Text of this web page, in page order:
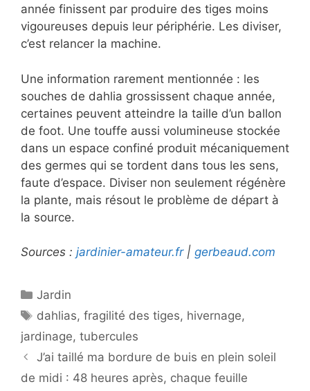
année finissent par produire des tiges moins
vigoureuses depuis leur périphérie. Les diviser,
c’est relancer la machine.
Une information rarement mentionnée : les
souches de dahlia grossissent chaque année,
certaines peuvent atteindre la taille d’un ballon
de foot. Une touffe aussi volumineuse stockée
dans un espace confiné produit mécaniquement
des germes qui se tordent dans tous les sens,
faute d’espace. Diviser non seulement régénère
la plante, mais résout le problème de départ à
la source.
Sources : jardinier-amateur.fr| gerbeaud.com
Catégories
Jardin
Étiquettes
dahlias,fragilité des tiges, hivernage,
jardinage, tubercules
J’ai taillé ma bordure de buis en plein soleil
de midi : 48 heures après, chaque feuille